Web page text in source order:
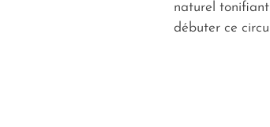
naturel
débuter ce